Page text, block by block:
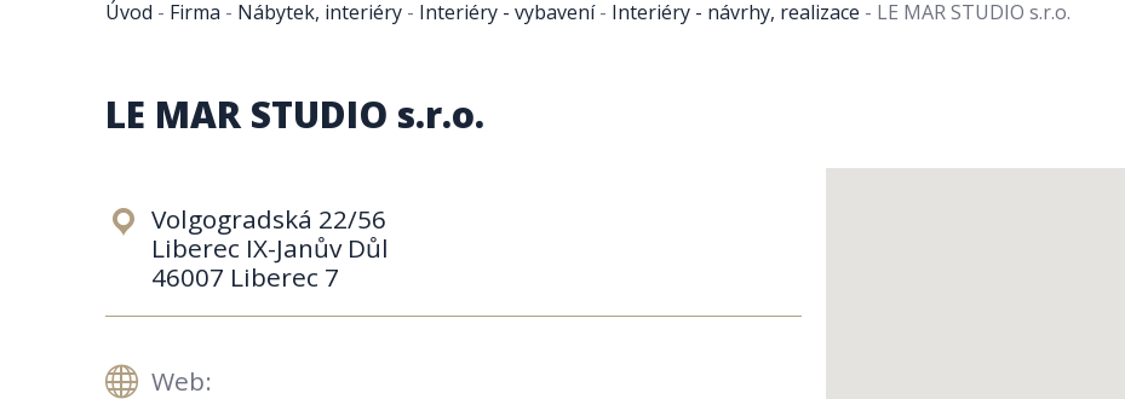
Úvod - Firma - Nábytek, interiéry - Interiéry - vybavení- Interiéry - návrhy, realizace - LE MAR STUDIO s.r.o.
LE MAR STUDIO s.r.o.
Volgogradská 22/56
Liberec IX-Janův Důl
46007 Liberec 7
Web: